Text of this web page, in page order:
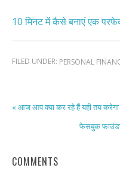
10 मिनट में कैसे बनाएं एक
FILED UNDER: PERSONAL
« आज आप क्या कर रहे हैं यही तय
फेसबुक फाउंडर
COMMENTS